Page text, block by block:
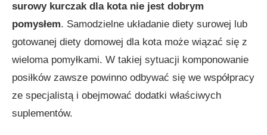
surowy kurczak dla kota nie jest dobrym
pomysłem. Samodzielne układanie diety surowej lub
gotowanej diety domowej dla kota może wiązać się z
wieloma pomyłkami. W takiej sytuacji komponowanie
posiłków zawsze powinno odbywać się we współpracy
ze specjalistą i obejmować dodatki właściwych
suplementów.